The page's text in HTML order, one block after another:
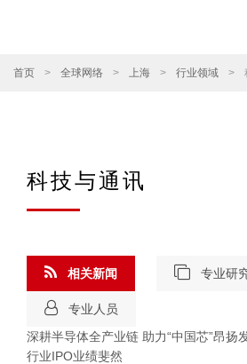
首页 > 全球网络 > 上海 > 行业领域 >
科技与通讯
相关新闻
深耕半导体全产业链 助力“中国芯”昂
行业IPO业绩斐然
专业研
专业人员